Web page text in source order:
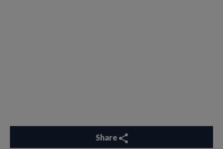
Share